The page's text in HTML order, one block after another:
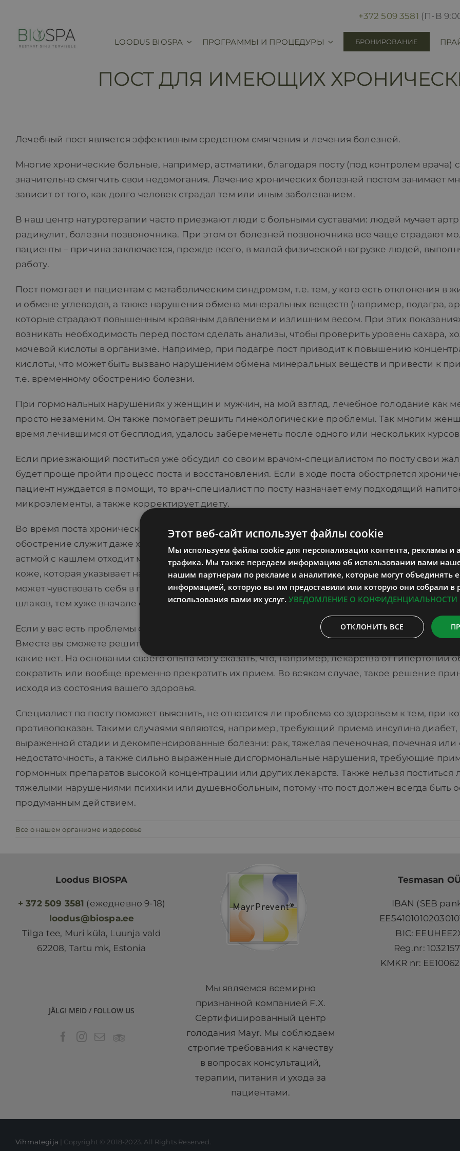
content
+372 509 3581 (П-В
LOODUS BIOSPA ПРОГРАММЫ И ПРОЦЕДУРЫ БРОНИРОВАНИЕ
ПОСТ ДЛЯ ИМЕЮЩИХ
Лечебный пост является эффективным средством смягчения и лечения болезней.
Многие хронические больные, например, астматики, благодаря посту (под контролем врача)
значительно смягчить свои недомогания. Лечение хронических болезней постом занимает
зависит от того, как долго человек страдал тем или иным заболеванием.
В наш центр натуротерапии часто приезжают люди с больными суставами: людей мучает
радикулит, болезни позвоночника. При этом от болезней позвоночника все чаще страдают
пациенты – причина заключается, прежде всего, в малой физической нагрузке людей,
работу.
Пост помогает и пациентам с метаболическим синдромом, т.е. тем, у кого есть отклонения в
и обмене углеводов, а также нарушения обмена минеральных веществ (например, подагра,
которые страдают повышенным кровяным давлением и излишним весом. При этих
возникать необходимость перед постом сделать анализы, чтобы проверить уровень сахара,
мочевой кислоты в организме. Например, при подагре пост приводит к повышению
кислоты, что может быть вызвано нарушением обмена минеральных веществ и привести к
т.е. временному обострению болезни.
При гормональных нарушениях у женщин и мужчин, на мой взгляд, лечебное голодание как
просто незаменим. Он также помогает решить гинекологические проблемы. Так многим
время лечившимся от бесплодия, удалось забеременеть после одного или нескольких
Если приезжающий поститься уже обсудил со своим врачом-специалистом по посту свои
будет проще пройти процесс поста и восстановления. Если в ходе поста обостряется
пациент нуждается в помощи, то врач-специалист по посту назначает ему подходящий
микроэлементы, а также корректирует диету.
Во время поста хронические заболевания сначала обостряются, а затем начинают отступать.
обострение служит даже хорошим знаком, поскольку в этой фазе болезнь проще лечить:
астмой с кашлем отходит много мокроты. У людей с больными суставами и аллергиков
коже, которая указывает на то, что накопившиеся соли и кислоты стремятся выйти из
может чувствовать себя в первые дни поста довольно плохо. Чем больше требуется вывести из
шлаков, тем хуже вначале самочувствие.
Если у вас есть проблемы со здоровьем, советую перед постом посоветоваться с врачом-
Вместе вы сможете решить, какие постоянные лекарства вы должны продолжать принимать во
какие нет. На основании своего опыта могу сказать, что, например, лекарства от гипертонии
сократить или вообще временно прекратить их прием. Во всяком случае, такое решение
исходя из состояния вашего здоровья.
Специалист по посту поможет выяснить, не относится ли проблема со здоровьем к тем, при
противопоказан. Такими случаями являются, например, требующий приема инсулина диабет,
выраженной стадии и декомпенсированные болезни: рак, тяжелая печеночная, почечная или
недостаточность, а также сильно выраженные дисгормональные нарушения, требующие
гормонных препаратов высокой концентрации или других лекарств. Также нельзя поститься
тяжелыми нарушениями психики или душевнобольным, потому что пост должен всегда быть
продуманным действием.
Все о нашем организме и здоровье
Loodus BIOSPA
+ 372 509 3581 (ежедневно 9-18)
loodus@biospa.ee
Tilga tee, Muri küla, Luunja vald
62208, Tartu mk, Estonia
JÄLGI MEID / FOLLOW US
Мы являемся всемирно
признанной компанией F.X.
Сертифицированный центр
голодания Mayr. Мы соблюдаем
строгие требования к качеству
в вопросах консультаций,
терапии, питания и ухода за
пациентами.
Tesmasan OÜ
IBAN (SEB
BIC:
Reg.nr:
KMKR nr:
Vihmategija | Copyright © 2018-2023. All Rights Reserved.
Этот веб-сайт использует файлы cookie
Мы используем файлы cookie для персонализации контента, рекламы и
трафика. Мы также передаем информацию об использовании вами
нашим партнерам по рекламе и аналитике, которые могут объединять
информацией, которую вы им предоставили или которую они собрали в
использования вами их услуг. УВЕДОМЛЕНИЕ О КОНФИДЕНЦИАЛЬНОСТИ
ОТКЛОНИТЬ ВСЕ